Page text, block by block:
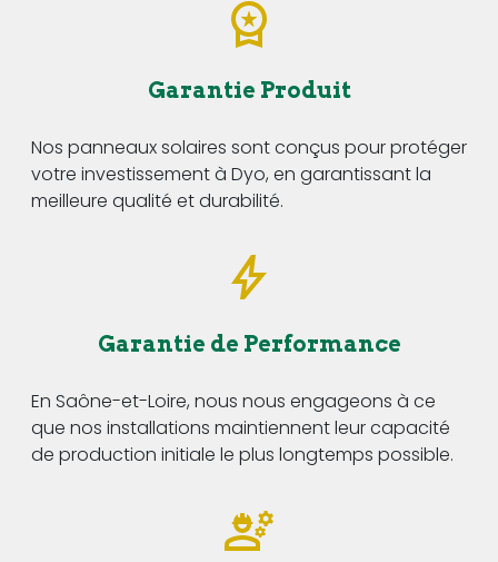
Garantie Produit
Nos panneaux solaires sont conçus pour protéger
votre investissement à Dyo, en garantissant la
meilleure qualité et durabilité.
Garantie de Performance
En Saône-et-Loire, nous nous engageons à ce
que nos installations maintiennent leur capacité
de production initiale le plus longtemps possible.